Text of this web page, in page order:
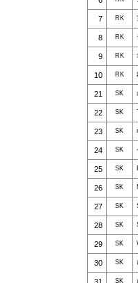
7 RK
8 RK
9 RK
10 RK
21 SK
22 SK
23 SK
24 SK
25 SK
26 SK
27 SK
28 SK
29 SK
30 SK
SK